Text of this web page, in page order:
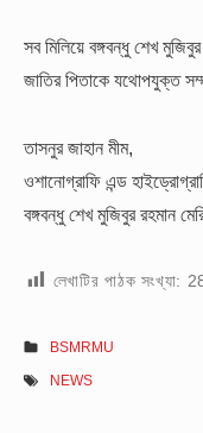
সব মিলিয়ে বঙ্গবন্ধু শেখ মুজিবুর
জাতির পিতাকে যথোপযুক্ত
তাসনুর জাহান মীম,
ওশানোগ্রাফি এন্ড
বঙ্গবন্ধু শেখ মুজিবুর রহমান
লেখাটির পাঠক সংখ্যা:
BSMRMU
NEWS